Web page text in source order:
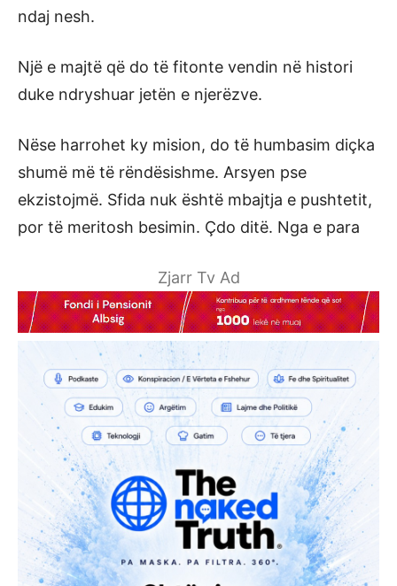
ndaj nesh.
Një e majtë që do të fitonte vendin në histori
duke ndryshuar jetën e njerëzve.
Nëse harrohet ky mision, do të humbasim diçka
shumë më të rëndësishme. Arsyen pse
ekzistojmë. Sfida nuk është mbajtja e pushtetit,
por të meritosh besimin. Çdo ditë. Nga e para
Zjarr Tv Ad